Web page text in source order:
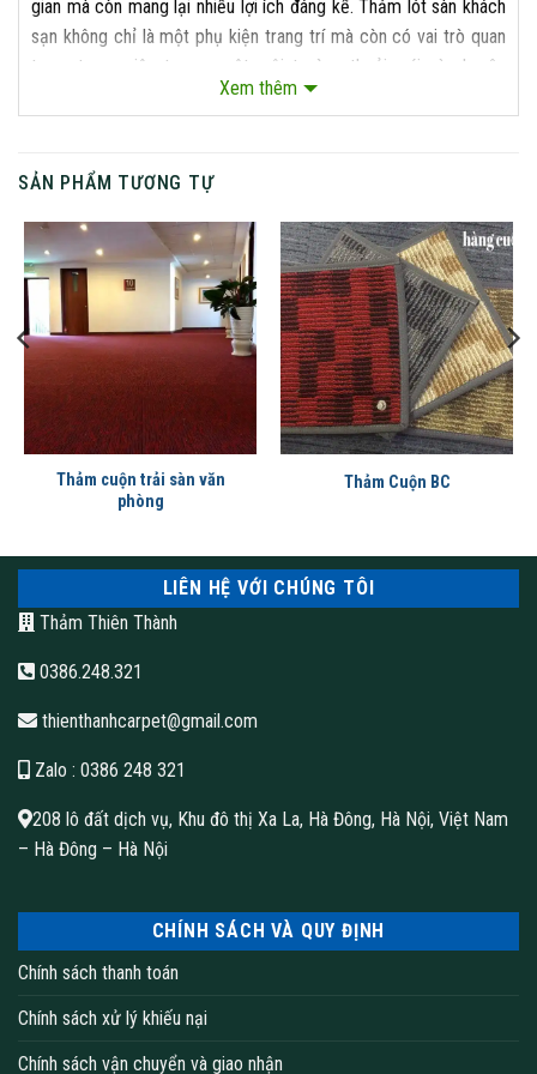
gian mà còn mang lại nhiều lợi ích đáng kể. Thảm lót sàn khách
sạn không chỉ là một phụ kiện trang trí mà còn có vai trò quan
trọng trong việc tạo ra một môi trường thoải mái và chuyên
sàn trong khách sạn là tạo cảm giác ấm áp và thoải mái cho
tiếng ồn từ bước chân, tạo ra một không gian yên tĩnh và thư
giãn.
Ngoài ra, thảm lót sàn khách sạn cũng có khả năng hút bụi và
hơi ẩm, giúp duy trì môi trường trong nhà luôn trong tình trạng
ánh sáng mặt trời và các yếu tố tự nhiên khác, thảm có tuổi thọ
Xem thêm
SẢN PHẨM TƯƠNG TỰ
Thảm cuộn trải sàn văn
phòng
Thảm Cuộn BC
LIÊN HỆ VỚI CHÚNG TÔI
Thảm Thiên Thành
0386.248.321
thienthanhcarpet@gmail.com
Zalo : 0386 248 321
208 lô đất dịch vụ, Khu đô thị Xa La, Hà Đông, Hà Nội, Việt Nam
– Hà Đông – Hà Nội
CHÍNH SÁCH VÀ QUY ĐỊNH
Chính sách thanh toán
Chính sách xử lý khiếu nại
Chính sách vận chuyển và giao nhận